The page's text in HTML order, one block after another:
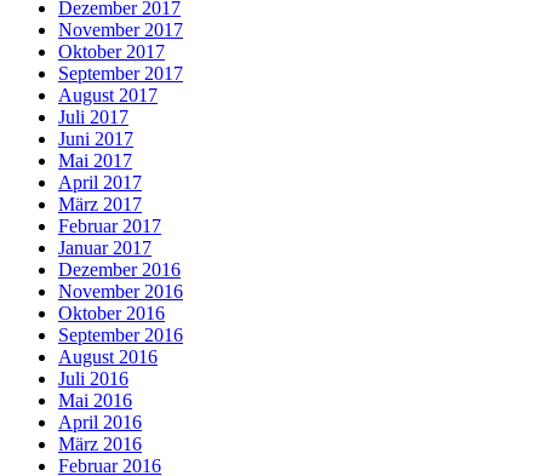
Dezember 2017
November 2017
Oktober 2017
September 2017
August 2017
Juli 2017
Juni 2017
Mai 2017
April 2017
März 2017
Februar 2017
Januar 2017
Dezember 2016
November 2016
Oktober 2016
September 2016
August 2016
Juli 2016
Mai 2016
April 2016
März 2016
Februar 2016